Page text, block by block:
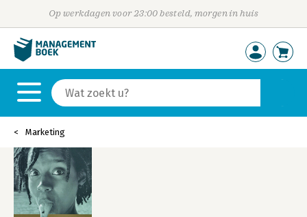
Op werkdagen voor 23:00 besteld, morgen in huis
Marketing